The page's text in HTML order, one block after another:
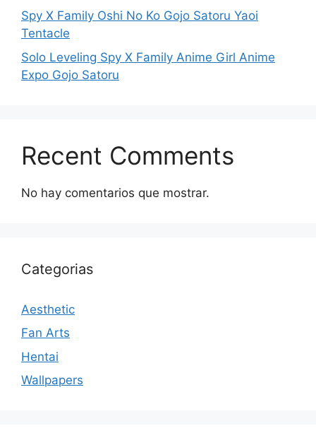
Spy X Family Oshi No Ko Gojo Satoru Yaoi
Tentacle
Solo Leveling Spy X Family Anime Girl Anime
Expo Gojo Satoru
Recent Comments
No hay comentarios que mostrar.
Categorias
Aesthetic
Fan Arts
Hentai
Wallpapers